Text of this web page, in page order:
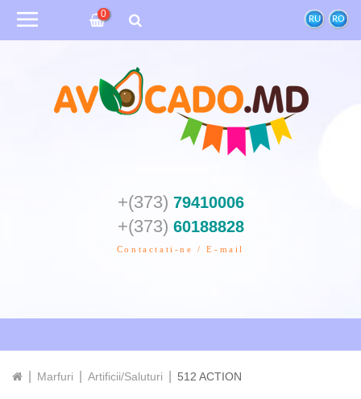
RU RO
0
+(373) 79410006
+(373) 60188828
Contactati-ne / E-mail
Marfuri Artificii/Saluturi 512 ACTION